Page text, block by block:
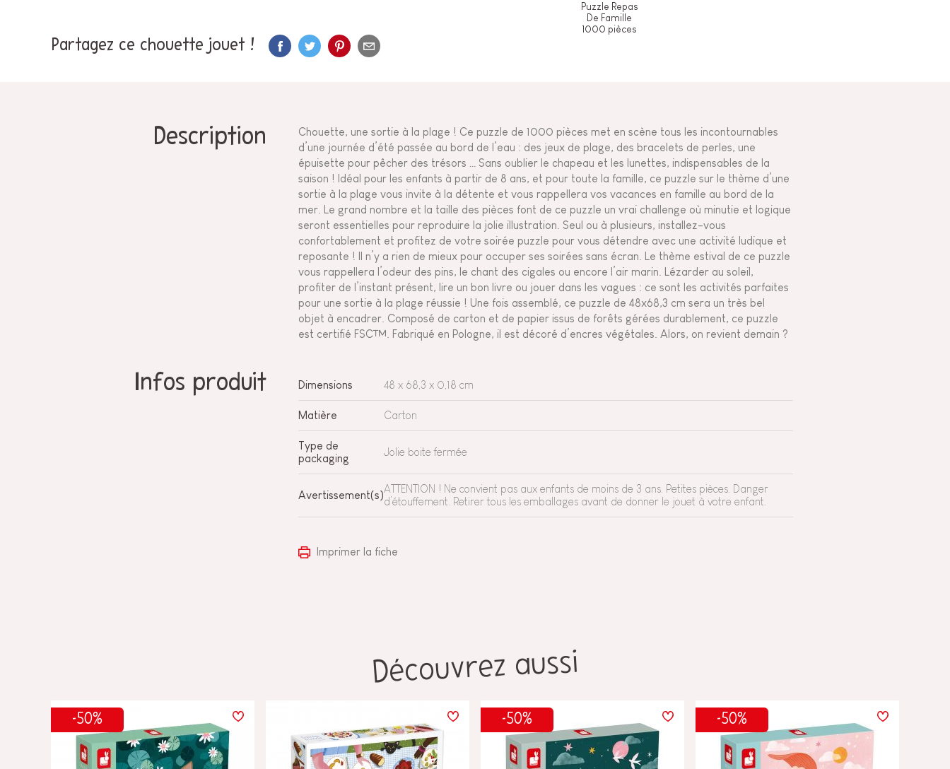
Puzzle Repas
De Famille
1000 pièces
Partagez ce chouette jouet !
Description
Chouette, une sortie à la plage ! Ce puzzle de 1000 pièces met en scène tous les incontournables
d’une journée d’été passée au bord de l’eau : des jeux de plage, des bracelets de perles, une
épuisette pour pêcher des trésors … Sans oublier le chapeau et les lunettes, indispensables de la
saison ! Idéal pour les enfants à partir de 8 ans, et pour toute la famille, ce puzzle sur le thème d’une
sortie à la plage vous invite à la détente et vous rappellera vos vacances en famille au bord de la
mer. Le grand nombre et la taille des pièces font de ce puzzle un vrai challenge où minutie et logique
seront essentielles pour reproduire la jolie illustration. Seul ou à plusieurs, installez-vous
confortablement et profitez de votre soirée puzzle pour vous détendre avec une activité ludique et
reposante ! Il n’y a rien de mieux pour occuper ses soirées sans écran. Le thème estival de ce puzzle
vous rappellera l’odeur des pins, le chant des cigales ou encore l’air marin. Lézarder au soleil,
profiter de l’instant présent, lire un bon livre ou jouer dans les vagues : ce sont les activités parfaites
pour une sortie à la plage réussie ! Une fois assemblé, ce puzzle de 48x68,3 cm sera un très bel
objet à encadrer. Composé de carton et de papier issus de forêts gérées durablement, ce puzzle
est certifié FSC™. Fabriqué en Pologne, il est décoré d’encres végétales. Alors, on revient demain ?
Infos produit Dimensions 48 x 68,3 x 0,18 cm
Matière Carton
Type de
packaging
Jolie boite fermée
Avertissement(s)
ATTENTION ! Ne convient pas aux enfants de moins de 3 ans. Petites pièces. Danger
d’étouffement. Retirer tous les emballages avant de donner le jouet à votre enfant.
Imprimer la fiche
Découvrez aussi
-50% -50% -50%